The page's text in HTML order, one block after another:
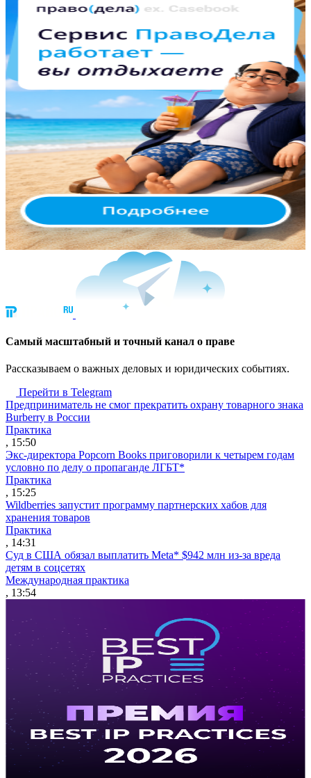
Cамый масштабный и точный канал о праве
Рассказываем о важных деловых и юридических событиях.
Перейти в Telegram
Предприниматель не смог прекратить охрану товарного знака
Burberry в России
Практика
, 15:50
Экс-директора Popcorn Books приговорили к четырем годам
условно по делу о пропаганде ЛГБТ*
Практика
, 15:25
Wildberries запустит программу партнерских хабов для
хранения товаров
Практика
, 14:31
Суд в США обязал выплатить Meta* $942 млн из-за вреда
детям в соцсетях
Международная практика
, 13:54